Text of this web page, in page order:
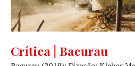
47º
FESTIVAL
Crítica | Bacurau